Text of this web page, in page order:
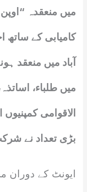
کامیابی کے ساتھ
آباد میں منعقد
میں طلباء،
الاقوامی
بڑی تعداد نے
ایونٹ کے دوران